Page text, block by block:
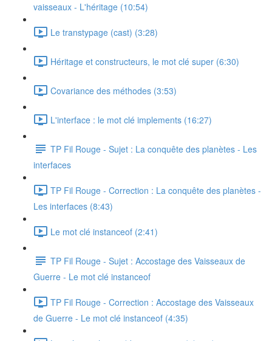
vaisseaux - L'héritage (10:54)
Le transtypage (cast) (3:28)
Héritage et constructeurs, le mot clé super (6:30)
Covariance des méthodes (3:53)
L'interface : le mot clé implements (16:27)
TP Fil Rouge - Sujet : La conquête des planètes - Les
interfaces
TP Fil Rouge - Correction : La conquête des planètes -
Les interfaces (8:43)
Le mot clé instanceof (2:41)
TP Fil Rouge - Sujet : Accostage des Vaisseaux de
Guerre - Le mot clé instanceof
TP Fil Rouge - Correction : Accostage des Vaisseaux
de Guerre - Le mot clé instanceof (4:35)